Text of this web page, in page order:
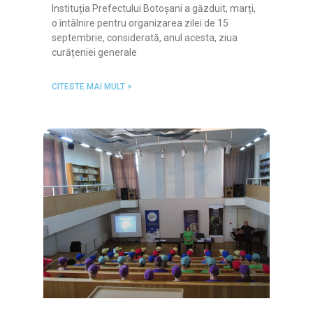
Instituția Prefectului Botoșani a găzduit, marți,
o întâlnire pentru organizarea zilei de 15
septembrie, considerată, anul acesta, ziua
curățeniei generale
CITESTE MAI MULT >